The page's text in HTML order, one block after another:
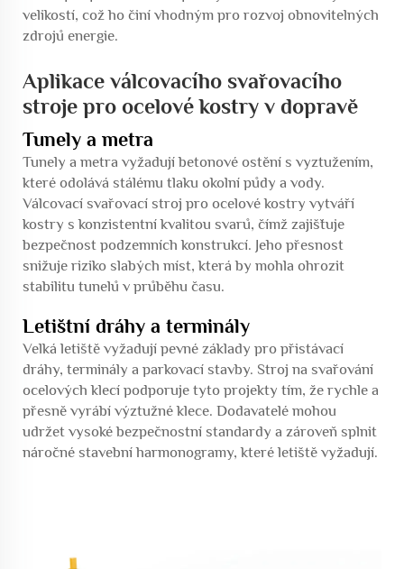
velikostí, což ho činí vhodným pro rozvoj obnovitelných
zdrojů energie.
Aplikace válcovacího svařovacího
stroje pro ocelové kostry v dopravě
Tunely a metra
Tunely a metra vyžadují betonové ostění s vyztužením,
které odolává stálému tlaku okolní půdy a vody.
Válcovací svařovací stroj pro ocelové kostry vytváří
kostry s konzistentní kvalitou svarů, čímž zajišťuje
bezpečnost podzemních konstrukcí. Jeho přesnost
snižuje riziko slabých míst, která by mohla ohrozit
stabilitu tunelů v průběhu času.
Letištní dráhy a terminály
Velká letiště vyžadují pevné základy pro přistávací
dráhy, terminály a parkovací stavby. Stroj na svařování
ocelových klecí podporuje tyto projekty tím, že rychle a
přesně vyrábí výztužné klece. Dodavatelé mohou
udržet vysoké bezpečnostní standardy a zároveň splnit
náročné stavební harmonogramy, které letiště vyžadují.